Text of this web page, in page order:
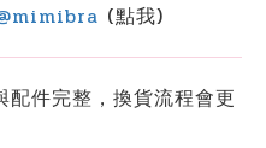
(點我)
配件完整，換貨流程會更